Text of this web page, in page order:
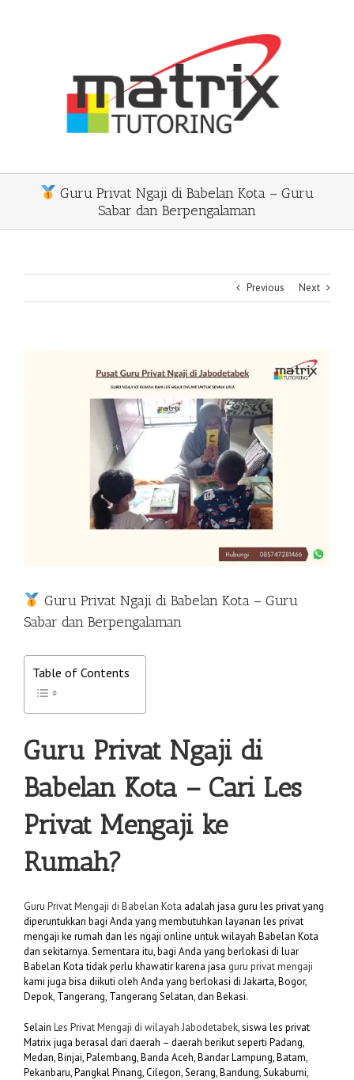
Guru Privat Ngaji di Babelan Kota – Guru
Sabar dan Berpengalaman
Previous Next
Guru Privat Ngaji di Babelan Kota – Guru
Sabar dan Berpengalaman
Table of Contents
Guru Privat Ngaji di
Babelan Kota – Cari Les
Privat Mengaji ke
Rumah?
Guru Privat Mengaji di Babelan Kota adalah jasa guru les privat yang
diperuntukkan bagi Anda yang membutuhkan layanan les privat
mengaji ke rumah dan les ngaji online untuk wilayah Babelan Kota
dan sekitarnya. Sementara itu, bagi Anda yang berlokasi di luar
Babelan Kota tidak perlu khawatir karena jasa guru privat mengaji
kami juga bisa diikuti oleh Anda yang berlokasi di Jakarta, Bogor,
Depok, Tangerang, Tangerang Selatan, dan Bekasi.
Selain Les Privat Mengaji di wilayah Jabodetabek, siswa les privat
Matrix juga berasal dari daerah – daerah berikut seperti Padang,
Medan, Binjai, Palembang, Banda Aceh, Bandar Lampung, Batam,
Pekanbaru, Pangkal Pinang, Cilegon, Serang, Bandung, Sukabumi,